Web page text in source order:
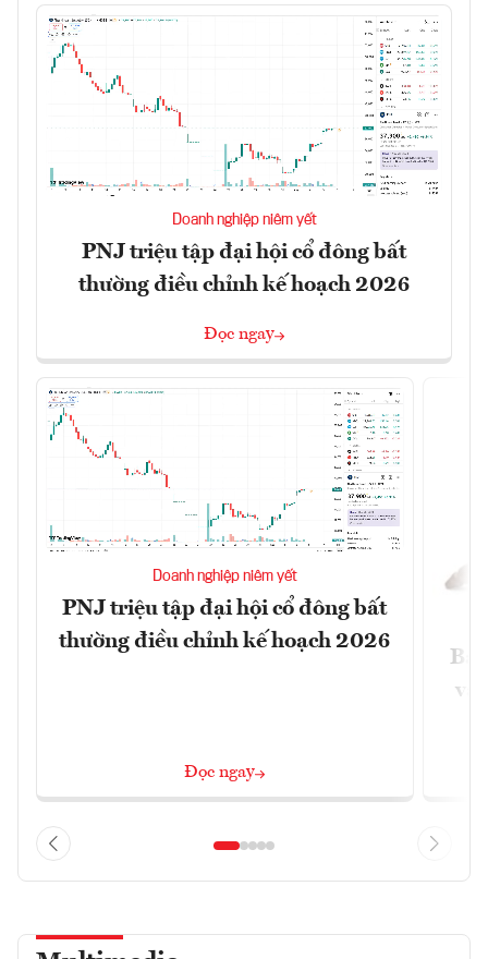
Doanh nghiệp niêm yết
PNJ triệu tập đại hội cổ đông bất
thường điều chỉnh kế hoạch 2026
Đọc ngay
Doanh nghiệp niêm yết
PNJ triệu tập đại hội cổ đông bất
thường điều chỉnh kế hoạch 2026
Đọc ngay
và